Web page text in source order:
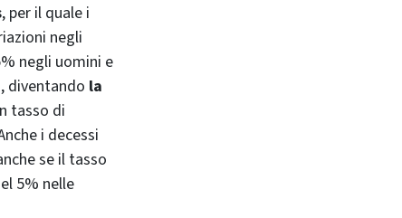
, per il quale i
negli
negli uomini e
diventando la
tasso di
i decessi
se il tasso
5% nelle